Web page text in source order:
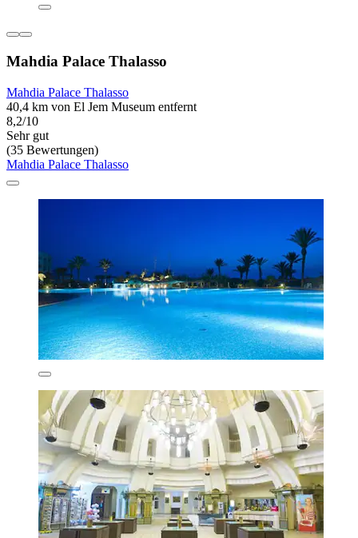
Mahdia Palace Thalasso
Mahdia Palace Thalasso
40,4 km von El Jem Museum entfernt
8,2/10
Sehr gut
(35 Bewertungen)
Mahdia Palace Thalasso